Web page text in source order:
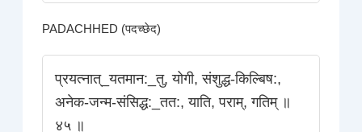
PADACHHED (पदच्छेद)
प्रयत्नात्_यतमान:_तु, योगी, संशुद्ध-किल्बिष:,
अनेक-जन्म-संसिद्ध:_तत:, याति, पराम्‌, गतिम्‌ ॥
४५ ॥